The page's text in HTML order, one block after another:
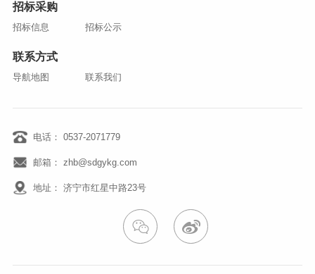
招标采购
招标信息 招标公示
联系方式
导航地图 联系我们
电话： 0537-2071779
邮箱： zhb@sdgykg.com
地址： 济宁市红星中路23号